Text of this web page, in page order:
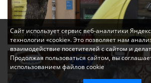
Ozon перестал принимать новые заказы в
Сайт использует сервис веб-аналитики
технологии «cookie». Это позволяет нам
взаимодействие посетителей с сайтом и
Продолжая пользоваться сайтом, вы
использованием файлов cookie